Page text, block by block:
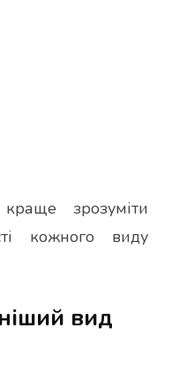
зрозуміти
кожного виду
вид